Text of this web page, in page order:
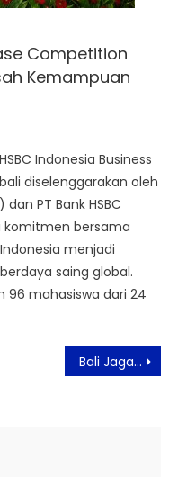
Competition
Kemampuan
Indonesia Business
diselenggarakan oleh
PT Bank HSBC
komitmen bersama
menjadi
saing global.
96 mahasiswa dari 24
Bali Jagadhita Culture Week 2021 Dukung Pertumbuhan UMKM dan Sektor Pariwisata